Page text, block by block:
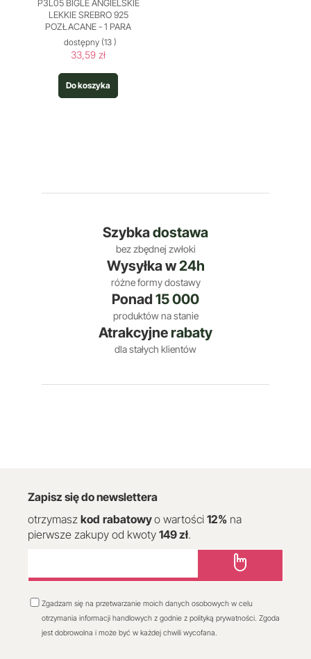
P3L05 BIGLE ANGIELSKIE
LEKKIE SREBRO 925
POZŁACANE - 1 PARA
dostępny(13 )
33,59 zł
Do koszyka
Szybkadostawa
bez zbędnej zwłoki
Wysyłka w24h
różne formy dostawy
Ponad 15 000
produktów na stanie
Atrakcyjnerabaty
dla stałych klientów
Zapisz się do newslettera
otrzymasz kod rabatowyo wartości 12% na
pierwsze zakupy od kwoty 149 zł.
Zgadzam się na przetwarzanie moich danych osobowych w celu
otrzymania informacji handlowych z godnie z polityką prywatności. Zgoda
jest dobrowolna i może być w każdej chwili wycofana.